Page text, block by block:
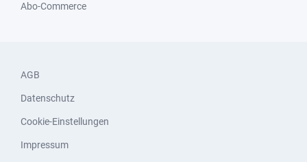
Abo-Commerce
AGB
Datenschutz
Cookie-Einstellungen
Impressum